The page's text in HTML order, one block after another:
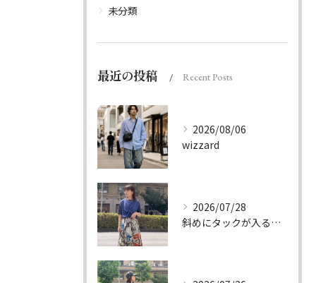
未分類
最近の投稿 Recent Posts
2026/08/06
wizzard
2026/07/28
斜めにタックが入る事でスカートに綺麗な流れができ、品の良さを...